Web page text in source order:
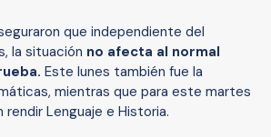
que independiente del
la situación no afecta al normal
Este lunes también fue la
mientras que para este martes
rendir Lenguaje e Historia.